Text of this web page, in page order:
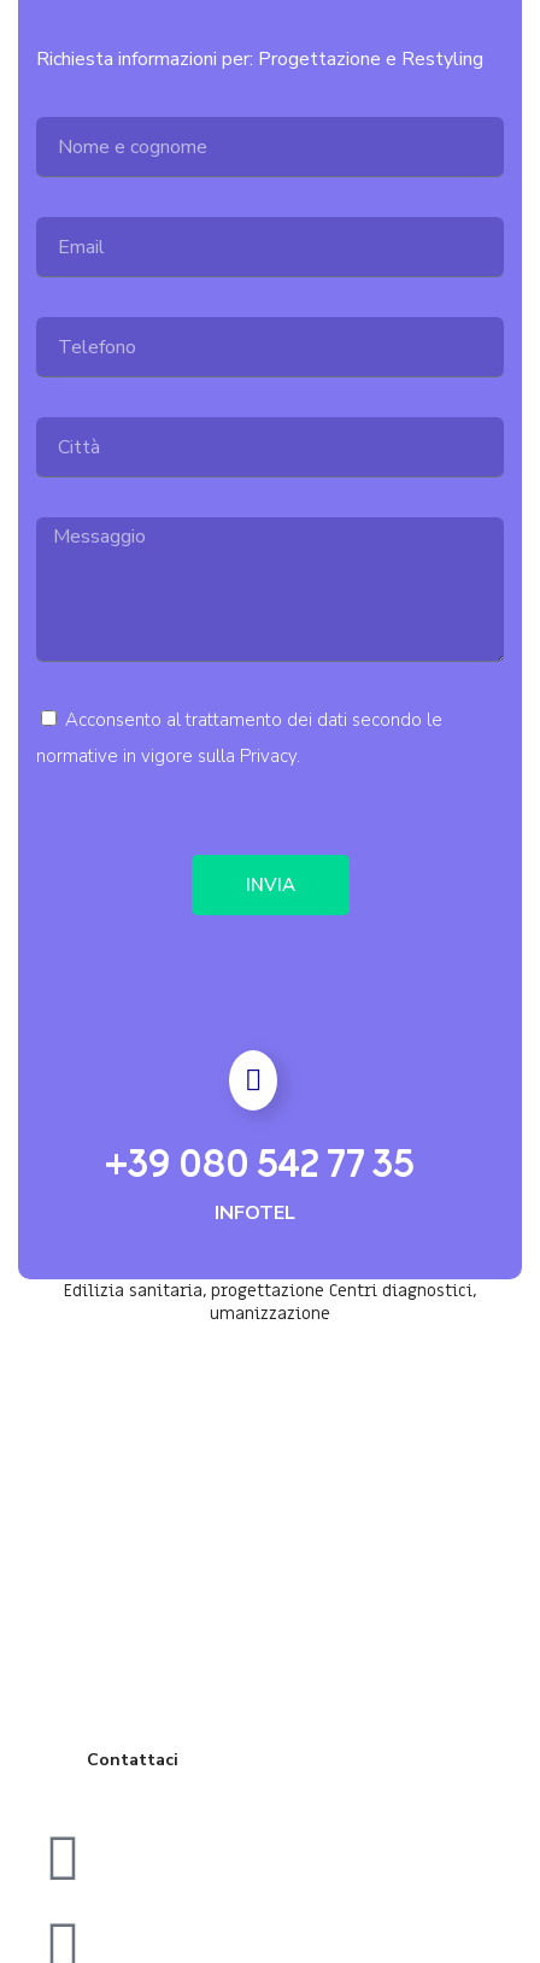
Richiesta informazioni per: Progettazione e Restyling
Acconsento al trattamento dei dati secondo le
normative in vigore sulla Privacy.
INVIA
+39 080 542 77 35
INFOTEL
Edilizia sanitaria, progettazione Centri diagnostici,
umanizzazione
Contattaci